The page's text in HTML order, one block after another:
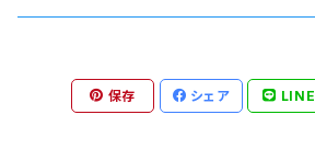
保存 シェア LINE